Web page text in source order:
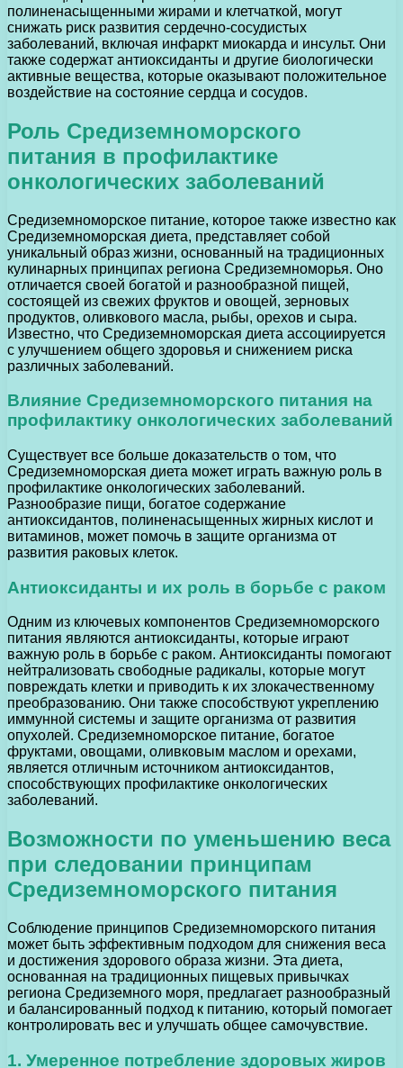
полиненасыщенными жирами и клетчаткой, могут
снижать риск развития сердечно-сосудистых
заболеваний, включая инфаркт миокарда и инсульт. Они
также содержат антиоксиданты и другие биологически
активные вещества, которые оказывают положительное
воздействие на состояние сердца и сосудов.
Роль Средиземноморского
питания в профилактике
онкологических заболеваний
Средиземноморское питание, которое также известно как
Средиземноморская диета, представляет собой
уникальный образ жизни, основанный на традиционных
кулинарных принципах региона Средиземноморья. Оно
отличается своей богатой и разнообразной пищей,
состоящей из свежих фруктов и овощей, зерновых
продуктов, оливкового масла, рыбы, орехов и сыра.
Известно, что Средиземноморская диета ассоциируется
с улучшением общего здоровья и снижением риска
различных заболеваний.
Влияние Средиземноморского питания на
профилактику онкологических заболеваний
Существует все больше доказательств о том, что
Средиземноморская диета может играть важную роль в
профилактике онкологических заболеваний.
Разнообразие пищи, богатое содержание
антиоксидантов, полиненасыщенных жирных кислот и
витаминов, может помочь в защите организма от
развития раковых клеток.
Антиоксиданты и их роль в борьбе с раком
Одним из ключевых компонентов Средиземноморского
питания являются антиоксиданты, которые играют
важную роль в борьбе с раком. Антиоксиданты помогают
нейтрализовать свободные радикалы, которые могут
повреждать клетки и приводить к их злокачественному
преобразованию. Они также способствуют укреплению
иммунной системы и защите организма от развития
опухолей. Средиземноморское питание, богатое
фруктами, овощами, оливковым маслом и орехами,
является отличным источником антиоксидантов,
способствующих профилактике онкологических
заболеваний.
Возможности по уменьшению веса
при следовании принципам
Средиземноморского питания
Соблюдение принципов Средиземноморского питания
может быть эффективным подходом для снижения веса
и достижения здорового образа жизни. Эта диета,
основанная на традиционных пищевых привычках
региона Средиземного моря, предлагает разнообразный
и балансированный подход к питанию, который помогает
контролировать вес и улучшать общее самочувствие.
1. Умеренное потребление здоровых жиров